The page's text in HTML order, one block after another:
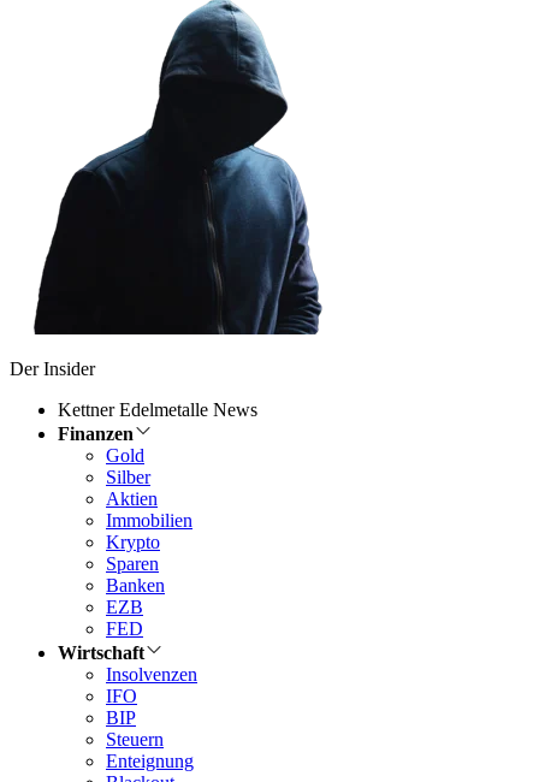
Der Insider
Kettner Edelmetalle News
Finanzen
Gold
Silber
Aktien
Immobilien
Krypto
Sparen
Banken
EZB
FED
Wirtschaft
Insolvenzen
IFO
BIP
Steuern
Enteignung